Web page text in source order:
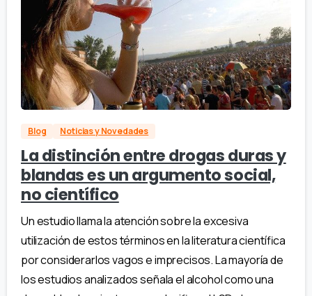
Blog Noticias y Novedades
La distinción entre drogas duras y
blandas es un argumento social,
no científico
Un estudio llama la atención sobre la excesiva
utilización de estos términos en la literatura científica
por considerarlos vagos e imprecisos. La mayoría de
los estudios analizados señala el alcohol como una